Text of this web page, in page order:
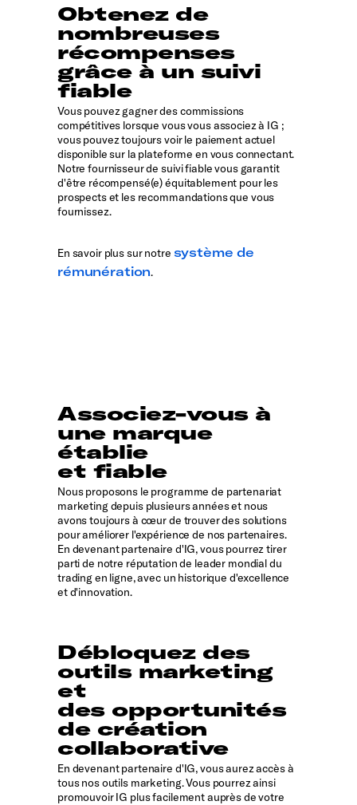
Obtenez de
nombreuses
récompenses
grâce à un suivi
fiable
Vous pouvez gagner des commissions
compétitives lorsque vous vous associez à IG ;
vous pouvez toujours voir le paiement actuel
disponible sur la plateforme en vous connectant.
Notre fournisseur de suivi fiable vous garantit
d'être récompensé(e) équitablement pour les
prospects et les recommandations que vous
fournissez.
En savoir plus sur notre système de
rémunération.
Associez-vous à
une marque
établie
et fiable
Nous proposons le programme de partenariat
marketing depuis plusieurs années et nous
avons toujours à cœur de trouver des solutions
pour améliorer l'expérience de nos partenaires.
En devenant partenaire d'IG, vous pourrez tirer
parti de notre réputation de leader mondial du
trading en ligne, avec un historique d'excellence
et d'innovation.
Débloquez des
outils marketing
et
des opportunités
de création
collaborative
En devenant partenaire d'IG, vous aurez accès à
tous nos outils marketing. Vous pourrez ainsi
promouvoir IG plus facilement auprès de votre